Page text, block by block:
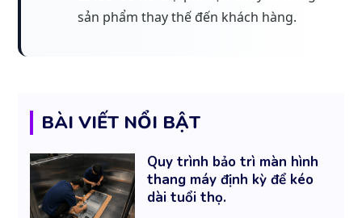
sản phẩm thay thế đến khách hàng.
BÀI VIẾT NỔI BẬT
Quy trình bảo trì màn hình
thang máy định kỳ để kéo
dài tuổi thọ.